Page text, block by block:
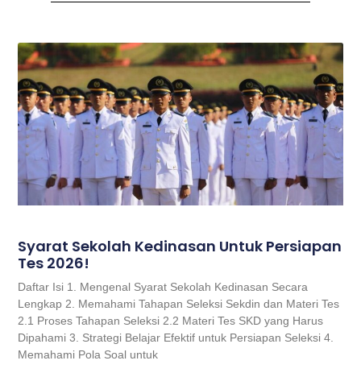
Syarat Sekolah Kedinasan Untuk Persiapan
Tes 2026!
Daftar Isi 1. Mengenal Syarat Sekolah Kedinasan Secara
Lengkap 2. Memahami Tahapan Seleksi Sekdin dan Materi Tes
2.1 Proses Tahapan Seleksi 2.2 Materi Tes SKD yang Harus
Dipahami 3. Strategi Belajar Efektif untuk Persiapan Seleksi 4.
Memahami Pola Soal untuk